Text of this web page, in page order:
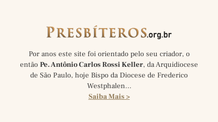
Por anos este site foi orientado pelo seu criador, o
então Pe. Antônio Carlos Rossi Keller, da Arquidiocese
de São Paulo, hoje Bispo da Diocese de Frederico
Westphalen…
Saiba Mais >